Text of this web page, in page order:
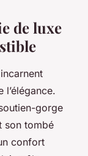
de luxe
l’élégance.
gorge
son tombé
confort